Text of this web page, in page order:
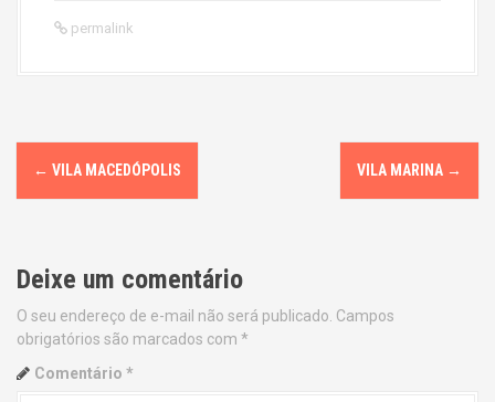
permalink
P
o
t
n
a
← VILA MACEDÓPOLIS VILA MARINA →
Deixe um comentário
O seu endereço de e-mail não será publicado. Campos
obrigatórios são marcados com *
Comentário *